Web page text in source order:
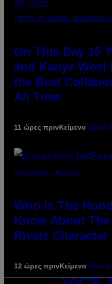
(PHOTO BY DANIEL BOCZARSKI/
On This Day 15
and Kanye West
the Best
All Time
11 ώρες πρινΚείμενο Caleb
SCREENSHOT: NETEASE
Who Is The
Know About
Rivals Character
12 ώρες πρινΚείμενο
VICE